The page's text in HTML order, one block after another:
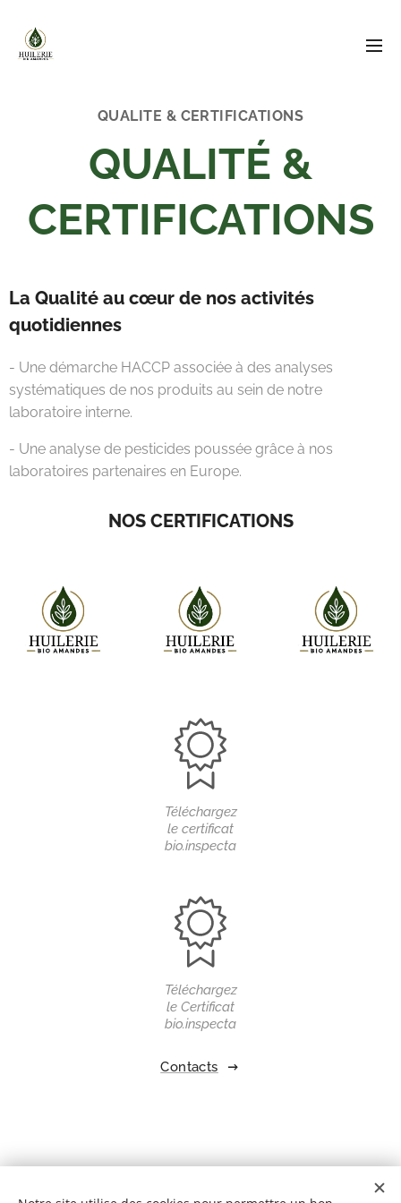
QUALITE & CERTIFICATIONS
QUALITÉ &
CERTIFICATIONS
La Qualité au cœur de nos activités
quotidiennes
- Une démarche HACCP associée à des analyses
systématiques de nos produits au sein de notre
laboratoire interne.
- Une analyse de pesticides poussée grâce à nos
laboratoires partenaires en Europe.
NOS CERTIFICATIONS
Téléchargez
le certificat
bio.inspecta
Téléchargez
le Certificat
bio.inspecta
Contacts